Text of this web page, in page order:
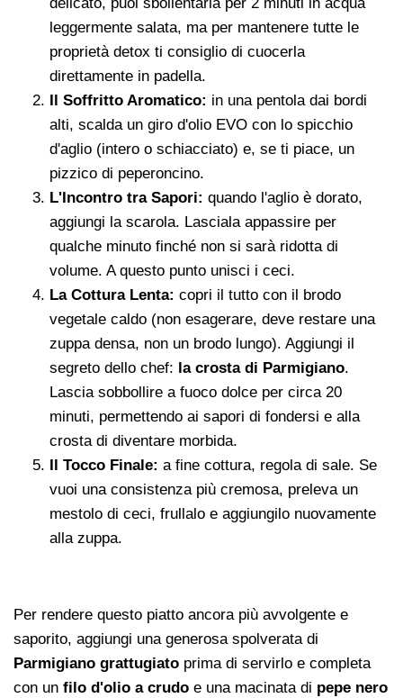
leggermente salata, ma per mantenere tutte le
proprietà detox ti consiglio di cuocerla
direttamente in padella.
Il Soffritto Aromatico: in una pentola dai bordi
alti, scalda un giro d'olio EVO con lo spicchio
d'aglio (intero o schiacciato) e, se ti piace, un
pizzico di peperoncino.
L'Incontro tra Sapori: quando l'aglio è dorato,
aggiungi la scarola. Lasciala appassire per
qualche minuto finché non si sarà ridotta di
volume. A questo punto unisci i ceci.
La Cottura Lenta: copri il tutto con il brodo
vegetale caldo (non esagerare, deve restare una
zuppa densa, non un brodo lungo). Aggiungi il
segreto dello chef: la crosta di Parmigiano.
Lascia sobbollire a fuoco dolce per circa 20
minuti, permettendo ai sapori di fondersi e alla
crosta di diventare morbida.
Il Tocco Finale: a fine cottura, regola di sale. Se
vuoi una consistenza più cremosa, preleva un
mestolo di ceci, frullalo e aggiungilo nuovamente
alla zuppa.
Per rendere questo piatto ancora più avvolgente e
saporito, aggiungi una generosa spolverata di
Parmigiano grattugiato prima di servirlo e completa
con un filo d'olio a crudo e una macinata di pepe nero